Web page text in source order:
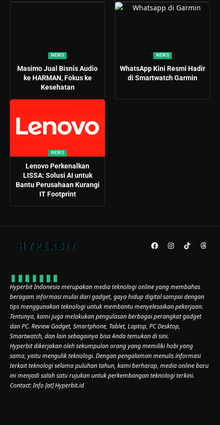
NEWS
Masimo Jual Bisnis Audio
ke HARMAN, Fokus ke
Kesehatan
NEWS
WhatsApp Kini Resmi Hadir
di Smartwatch Garmin
NEWS
Lenovo Perkenalkan
LISSA: Solusi AI untuk
Bantu Perusahaan Kurangi
IT Footprint
Hyperbit Indonesia merupakan media teknologi online yang membahas
beragam informasi mulai dari gadget, gaya hidup digital sampai dengan
tips menggunakan teknologi untuk membantu menyelesaikan pekerjaan.
Tentunya, kami juga melakukan pengulasan berbagai perangkat gadget
dan PC. Review Gadget, Smartphone, Tablet, Laptop, PC Desktop,
Smartwatch, dan lain sebagainya bisa Anda temukan di sini.
Hyperbit dikerjakan oleh sekumpulan orang yang memiliki hobi yang
sama, yaitu mengulik teknologi. Dengan pengalaman menulis informasi
terkait teknologi selama puluhan tahun, kami berharap, media online baru
ini menjadi salah satu rujukan untuk perkembangan teknologi terkini.
Contact: Info [at] Hyperbit.id